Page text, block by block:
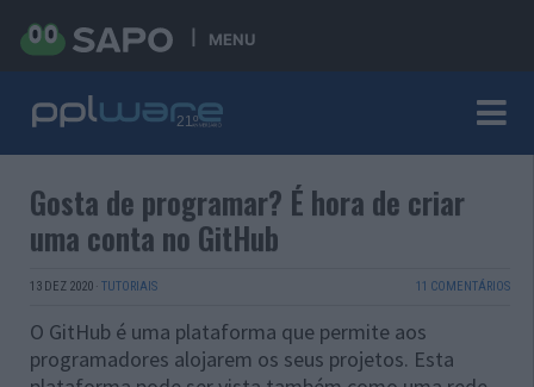
MENU
Gosta de programar? É hora de criar
uma conta no GitHub
13 DEZ 2020 · TUTORIAIS 11 COMENTÁRIOS
O GitHub é uma plataforma que permite aos
programadores alojarem os seus projetos. Esta